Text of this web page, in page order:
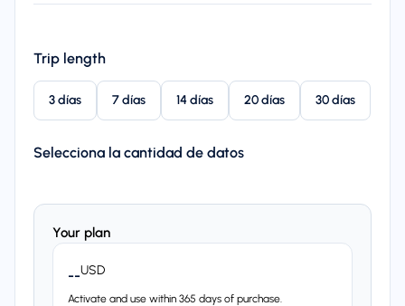
Trip length
3 días 7 días 14 días 20 días 30 días
Selecciona la cantidad de datos
Your plan
--USD
Activate and use within 365 days of purchase.